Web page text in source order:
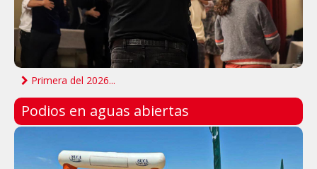
Primera del 2026...
Podios en aguas abiertas